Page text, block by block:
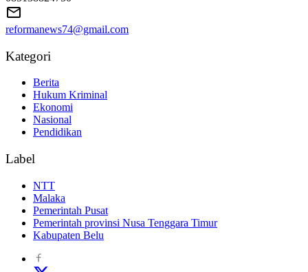
reformanews74@gmail.com
Kategori
Berita
Hukum Kriminal
Ekonomi
Nasional
Pendidikan
Label
NTT
Malaka
Pemerintah Pusat
Pemerintah provinsi Nusa Tenggara Timur
Kabupaten Belu